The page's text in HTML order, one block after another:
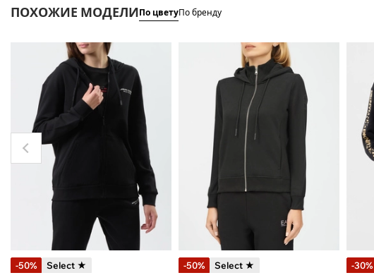
ПОХОЖИЕ МОДЕЛИПо цветуПо бренду
-50% Select ★ -50% Select ★ -30%